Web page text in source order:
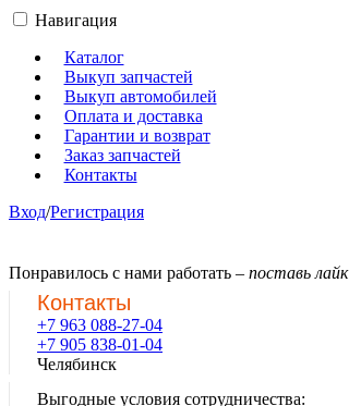
Навигация
Каталог
Выкуп запчастей
Выкуп автомобилей
Оплата и доставка
Гарантии и возврат
Заказ запчастей
Контакты
Вход/Регистрация
Понравилось с нами работать – поставь лайк
Контакты
+7 963 088-27-04
+7 905 838-01-04
Челябинск
Выгодные условия сотрудничества: